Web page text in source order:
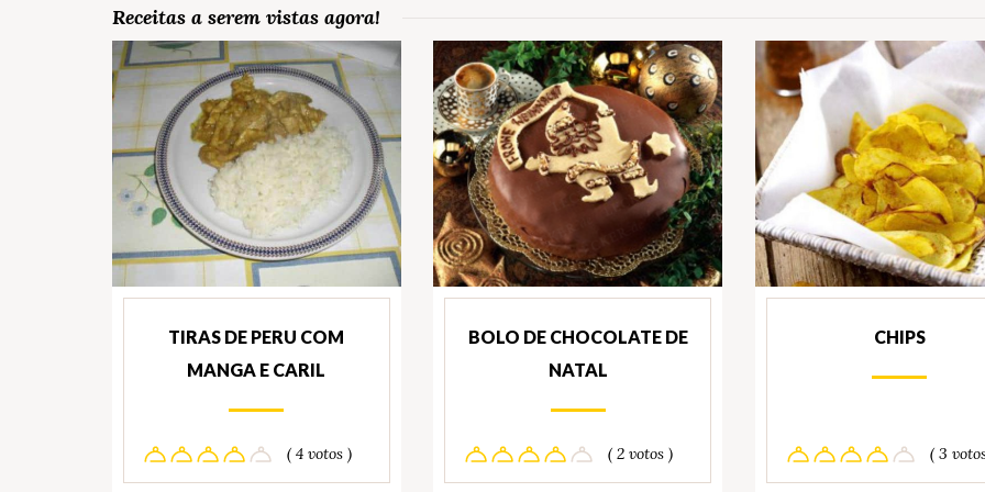
Receitas a serem vistas agora!
TIRAS DE PERU COM
MANGA E CARIL
( 4 votos )
BOLO DE CHOCOLATE DE
NATAL
( 2 votos )
CHIPS
( 3